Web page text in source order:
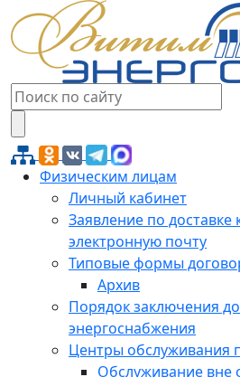
Физическим лицам
Личный кабинет
Заявление по доставке
электронную почту
Типовые формы
Архив
Порядок заключения
энергоснабжения
Центры обслуживания
Обслуживание вне